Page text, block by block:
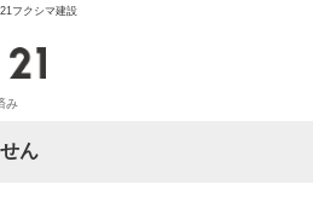
フクシマ建設
み
ん